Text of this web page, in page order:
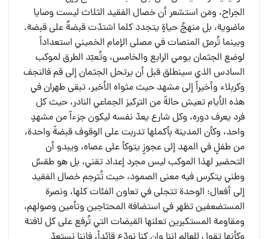
الجراح، ومَن استشعر أن خصال الفقيد الثلاث ليست وصايا
ماضوية، بل منهجُ حياةٍ يتجدد كلما اشتدّت قبضةٌ على قبضة.
وبينما تُرصّ المنصات في مصلى الإمام الخميني استعداداً
لوضع الجثمان يومي الرابع والخامس، وتُعبّد الطرق لموكب
السادس الذي سينطلق قبل أن يرتحل الجثمان إلى قم فالنجف
وكربلاء وأخيراً إلى مشهد حيث مثواه الأخير، تبقى طهران في
هذه الأيام تعيش حالةً من التركيز الجماعي النادر، حيث كل
فرد يعرف دوره، وكل شارع يعدّ نفسه ليكون جزءاً من مشهدٍ
واحد، وكأن المدينة بأكملها تدربت على الوقوف قبضةً واحدة،
من طفلٍ في المهد إلى عجوزٍ يتوكأ على عصاه، ويبدو أن
التحضير لهذا الموكب ليس مجرد إعداد تقني، بل هو طقسٌ
وطني يتكرس فيه معنى الصمود، حيث تُترجم خصال الفقيد
إلى أفعال: الوحدة تتجلى في تعاون الفئات كلها، ونصرة
المستضعفين تظهر في استضافة المحتاجين وتأمين وصولهم،
ومقاومة المستكبرين تعلنها القبضات التي تُرفع على كل لافتة